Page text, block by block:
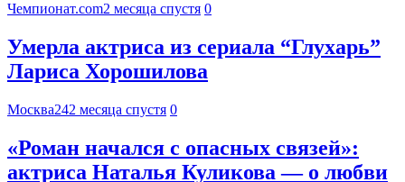
Чемпионат.com2 месяца спустя 0
Умерла актриса из сериала “Глухарь”
Лариса Хорошилова
Москва242 месяца спустя 0
«Роман начался с опасных связей»:
актриса Наталья Куликова — о любви